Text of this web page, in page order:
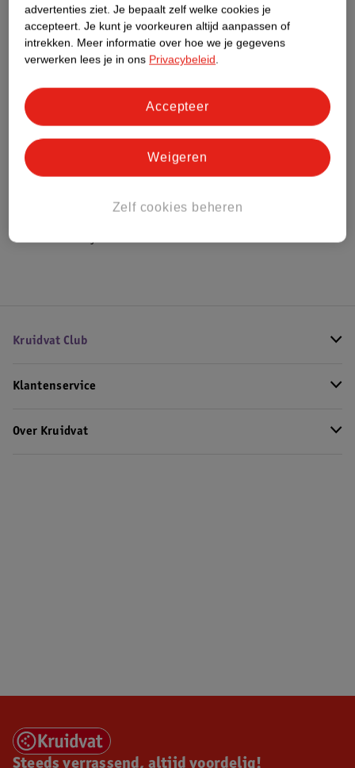
Dit product heeft (nog) geen Nature
Impact Score.
Meer informatie
Bestel & Bezorginformatie
Bekijk ook
Alle Haarborstels
Hoe controleren wij de reviews?
Kruidvat Club
Klantenservice
Over Kruidvat
Steeds verrassend, altijd voordelig!
advertenties ziet. Je bepaalt zelf welke cookies je
accepteert. Je kunt je voorkeuren altijd aanpassen of
intrekken. Meer informatie over hoe we je gegevens
verwerken lees je in ons Privacybeleid.
Zelf cookies beheren
Weigeren
Accepteer